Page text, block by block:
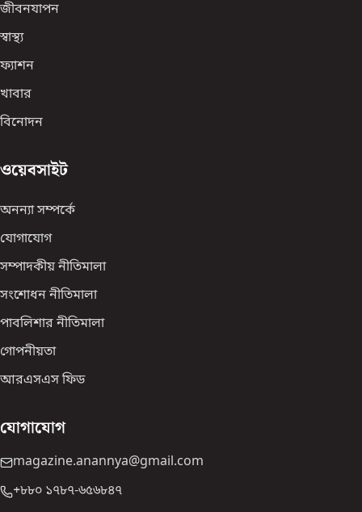
জীবনযাপন
স্বাস্থ্য
ফ্যাশন
খাবার
বিনোদন
ওয়েবসাইট
অনন্যা সম্পর্কে
যোগাযোগ
সম্পাদকীয় নীতিমালা
সংশোধন নীতিমালা
পাবলিশার নীতিমালা
গোপনীয়তা
আরএসএস ফিড
যোগাযোগ
magazine.anannya@gmail.com
+৮৮০ ১৭৮৭-৬৫৬৮৪৭